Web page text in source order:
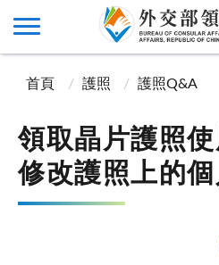
首頁 護照 護照Q&A
領取晶片護照
修改護照上的